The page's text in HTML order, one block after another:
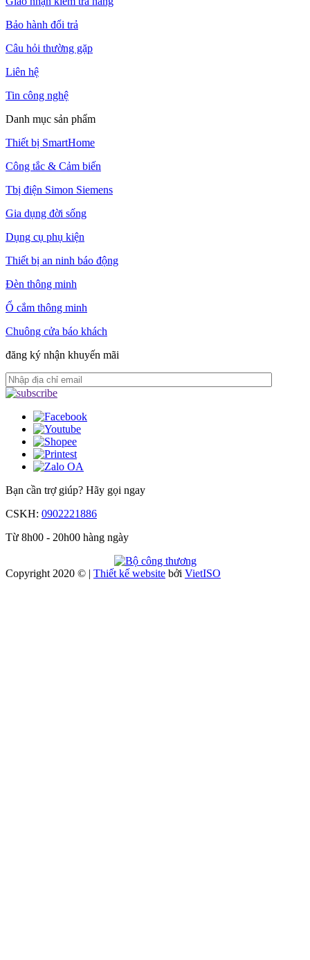
Bảo hành đổi trả
Câu hỏi thường gặp
Liên hệ
Tin công nghệ
Danh mục sản phẩm
Thiết bị SmartHome
Công tắc & Cảm biến
Tbị điện Simon Siemens
Gia dụng đời sống
Dụng cụ phụ kiện
Thiết bị an ninh báo động
Đèn thông minh
Ổ cắm thông minh
Chuông cửa báo khách
đăng ký nhận khuyến mãi
Bạn cần trợ giúp? Hãy gọi ngay
CSKH: 0902221886
Từ 8h00 - 20h00 hàng ngày
Copyright 2020 © | Thiết kế website bởi VietISO